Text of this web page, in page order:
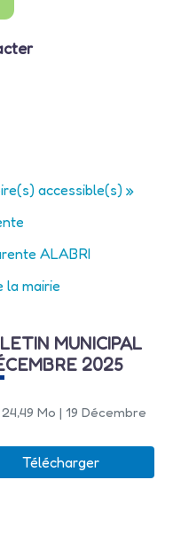
accessible(s) »
ALABRI
la mairie
MUNICIPAL
2025
Mo | 19 Décembre
Télécharger